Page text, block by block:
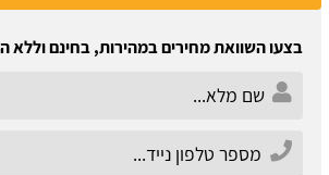
בצעו השוואת מחירים במהירות, בחינם וללא